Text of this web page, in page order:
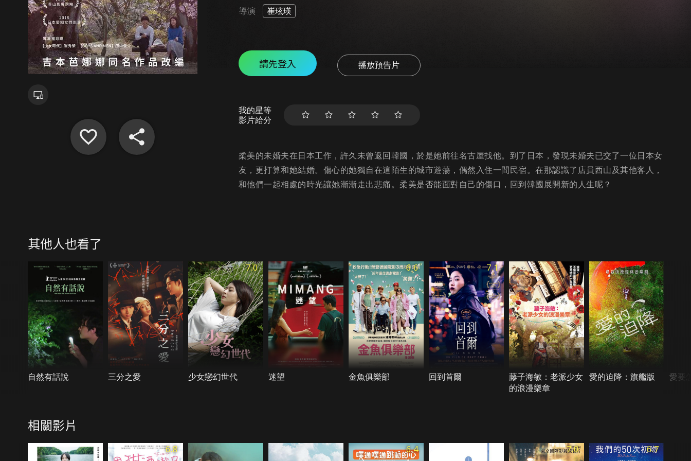
導演 崔玹瑛
請先登入 播放預告片
我的星等
影片給分
柔美的未婚夫在日本工作，許久未曾返回韓國，於是她前往名古屋找他。到了日本，發現未婚夫已交了一位日本女
友，更打算和她結婚。傷心的她獨自在這陌生的城市遊蕩，偶然入住一間民宿。在那認識了店員西山及其他客人，
和他們一起相處的時光讓她漸漸走出悲痛。柔美是否能面對自己的傷口，回到韓國展開新的人生呢？
其他人也看了
自然有話說 三分之愛
7.0
少女戀幻世代 迷望
6.6
金魚俱樂部
7.1
回到首爾
藤子海敏：老派少女
的浪漫樂章
愛的迫降：旗艦版 愛要
相關影片
6.8 6.4 7.0 6.7